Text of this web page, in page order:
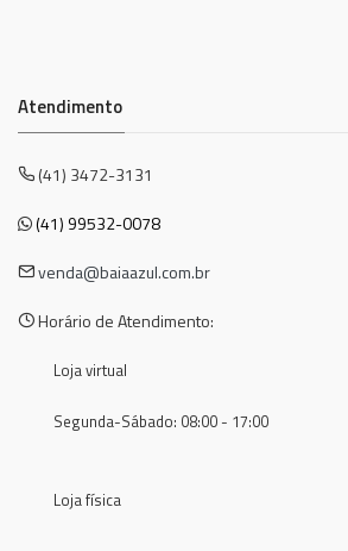
Atendimento
(41) 3472-3131
(41) 99532-0078
venda@baiaazul.com.br
Horário de Atendimento:
Loja virtual
Segunda-Sábado: 08:00 - 17:00
Loja física